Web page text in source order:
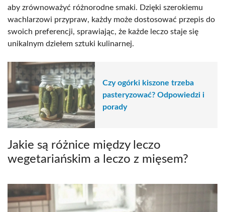
aby zrównoważyć różnorodne smaki. Dzięki szerokiemu
wachlarzowi przypraw, każdy może dostosować przepis do
swoich preferencji, sprawiając, że każde leczo staje się
unikalnym dziełem sztuki kulinarnej.
Czy ogórki kiszone trzeba
pasteryzować? Odpowiedzi i
porady
Jakie są różnice między leczo
wegetariańskim a leczo z mięsem?